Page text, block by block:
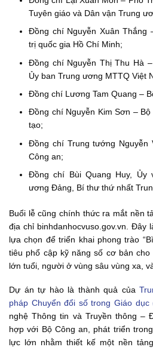
Tuyên giáo và Dân vận Trung
Đồng chí Nguyễn Xuân Thắng
trị quốc gia Hồ Chí Minh;
Đồng chí Nguyễn Thị Thu Hà
Ủy ban Trung ương MTTQ Việt
Đồng chí Lương Tam Quang –
Đồng chí Nguyễn Kim Sơn –
tạo;
Đồng chí Trung tướng
Công an;
Đồng chí Bùi Quang Huy, Ủy
ương Đảng, Bí thư thứ nhất
Buổi lễ cũng chính thức ra mắt nền
địa chỉ binhdanhocvuso.gov.vn. Đây
lựa chọn để triển khai phong trào
tiêu phổ cập kỹ năng số cơ bản
lớn tuổi, người ở vùng sâu vùng xa,
Dự án tự hào là thành quả của
pháp Chuyển đổi số trong Giáo dục
nghệ Thông tin và Truyền thông –
hợp với Bộ Công an, phát triển
lực lớn nhằm thiết kế một nền